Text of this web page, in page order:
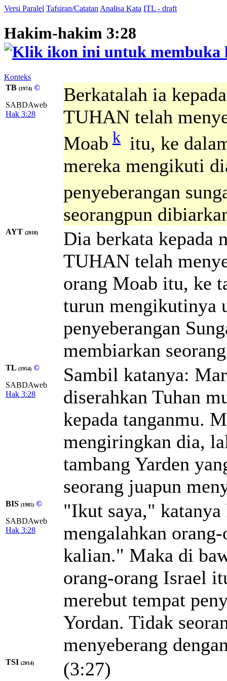
Versi Paralel Tafsiran/Catatan Analisa Kata ITL - draft
Hakim-hakim 3:28
Konteks
TB (1974) ©
SABDAweb
Hak 3:28
Berkatalah ia
TUHAN telah
Moab k itu, ke
mereka mengikuti
penyeberangan
seorangpun
AYT (2018)
Dia berkata kepada
TUHAN telah
orang Moab itu, ke
turun mengikutinya
penyeberangan
membiarkan
TL (1954) ©
SABDAweb
Hak 3:28
Sambil katanya:
diserahkan Tuhan
kepada tanganmu.
mengiringkan dia,
tambang Yarden
seorang juapun
BIS (1985) ©
SABDAweb
Hak 3:28
"Ikut saya,"
mengalahkan
kalian." Maka di
orang-orang Israel
merebut tempat
Yordan. Tidak
menyeberang
TSI (2014) (3:27)